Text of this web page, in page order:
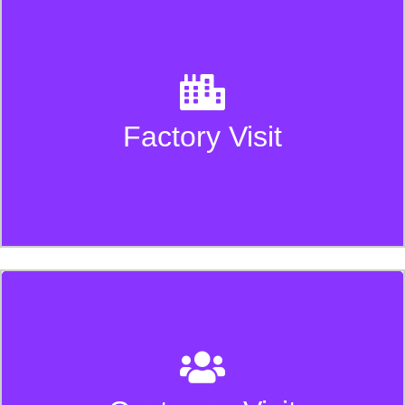
Factory Visit
Kami mengundang Anda melihat langsung proses
produksi yang transparan, terstruktur, dan dijalankan
dengan standar kualitas yang konsisten.
Tim Boogie Apparel siap mengunjungi kantor Anda
untuk memahami kebutuhan seragam secara lebih